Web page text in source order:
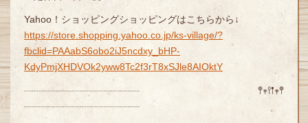
Yahoo！ショッピングショッピングはこちらから↓
https://store.shopping.yahoo.co.jp/ks-village/?
fbclid=PAAabS6obo2iJ5ncdxy_bHP-
KdyPmjXHDVOk2yww8Tc2f3rT8xSJle8AIOktY
┈┈┈┈┈┈┈┈┈┈┈┈ 𖤣𖥧𖥣𖡡𖥧𖤣
┈┈┈┈┈┈┈┈┈┈┈┈